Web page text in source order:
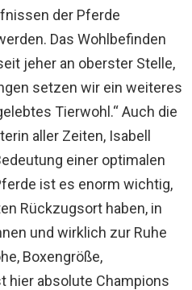
der Pferde
Das Wohlbefinden
jeher an oberster Stelle,
setzen wir ein weiteres
Tierwohl.“ Auch die
aller Zeiten, Isabell
einer optimalen
ist es enorm wichtig,
Rückzugsort haben, in
und wirklich zur Ruhe
Boxengröße,
hier absolute Champions